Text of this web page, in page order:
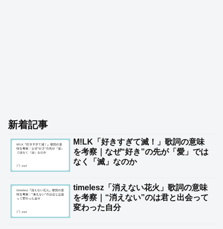
新着記事
M!LK「好きすぎて滅！」歌詞の意味
を考察｜なぜ“好き”の先が「愛」では
なく「滅」なのか
timelesz「消えない花火」歌詞の意味
を考察｜“消えない”のは君と出会って
変わった自分